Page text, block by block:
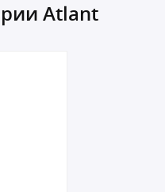
Atlant